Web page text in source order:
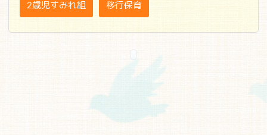
2歳児すみれ組 移行保育